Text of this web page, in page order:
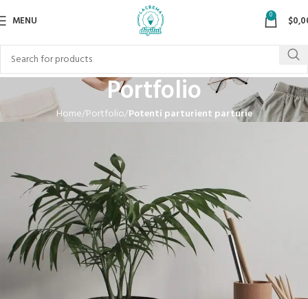
MENU 0 $
Portfolio
Home Portfolio Potenti parturient parturie